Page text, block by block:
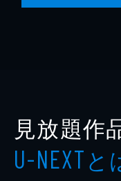
見放題作
U-NEXTと